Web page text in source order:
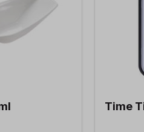
Time